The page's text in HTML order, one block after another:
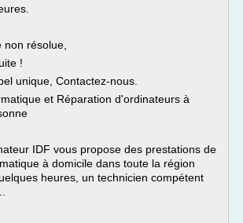
non résolue,
!
unique, Contactez-nous.
et Réparation d'ordinateurs à
IDF vous propose des prestations de
à domicile dans toute la région
heures, un technicien compétent